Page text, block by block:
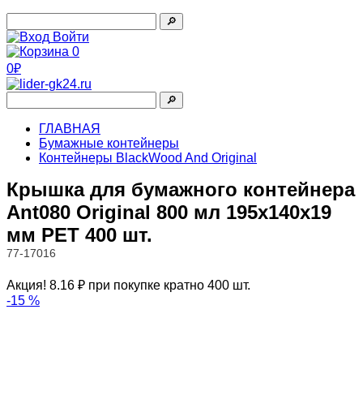
🔎︎
Войти
0
0₽
🔎︎
ГЛАВНАЯ
Бумажные контейнеры
Контейнеры BlackWood And Original
Крышка для бумажного контейнера
Ant080 Original 800 мл 195х140х19
мм PET 400 шт.
77-17016
Акция! 8.16 ₽ при покупке кратно 400 шт.
-15 %